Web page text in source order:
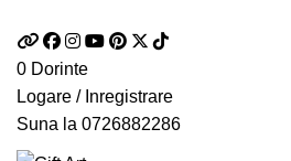
0 Dorinte
Logare / Inregistrare
Suna la 0726882286